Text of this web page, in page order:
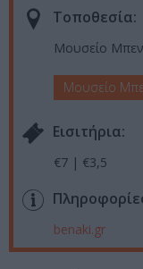
Τοποθεσία:
Μουσείο
Μουσείο
Eισιτήρια:
€7 | €3,5
benaki.gr